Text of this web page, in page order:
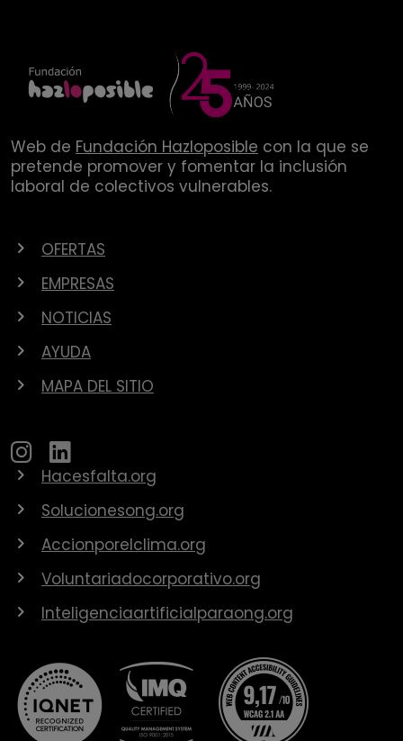
Web de Fundación Hazloposible con la que se
pretende promover y fomentar la inclusión
laboral de colectivos vulnerables.
OFERTAS
EMPRESAS
NOTICIAS
AYUDA
MAPA DEL SITIO
Hacesfalta.org
Solucionesong.org
Accionporelclima.org
Voluntariadocorporativo.org
Inteligenciaartificialparaong.org